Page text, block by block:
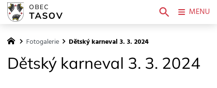
Fotogalerie Dětský karneval 3. 3. 2024
Dětský karneval 3. 3. 2024
OBEC
TASOV MENU